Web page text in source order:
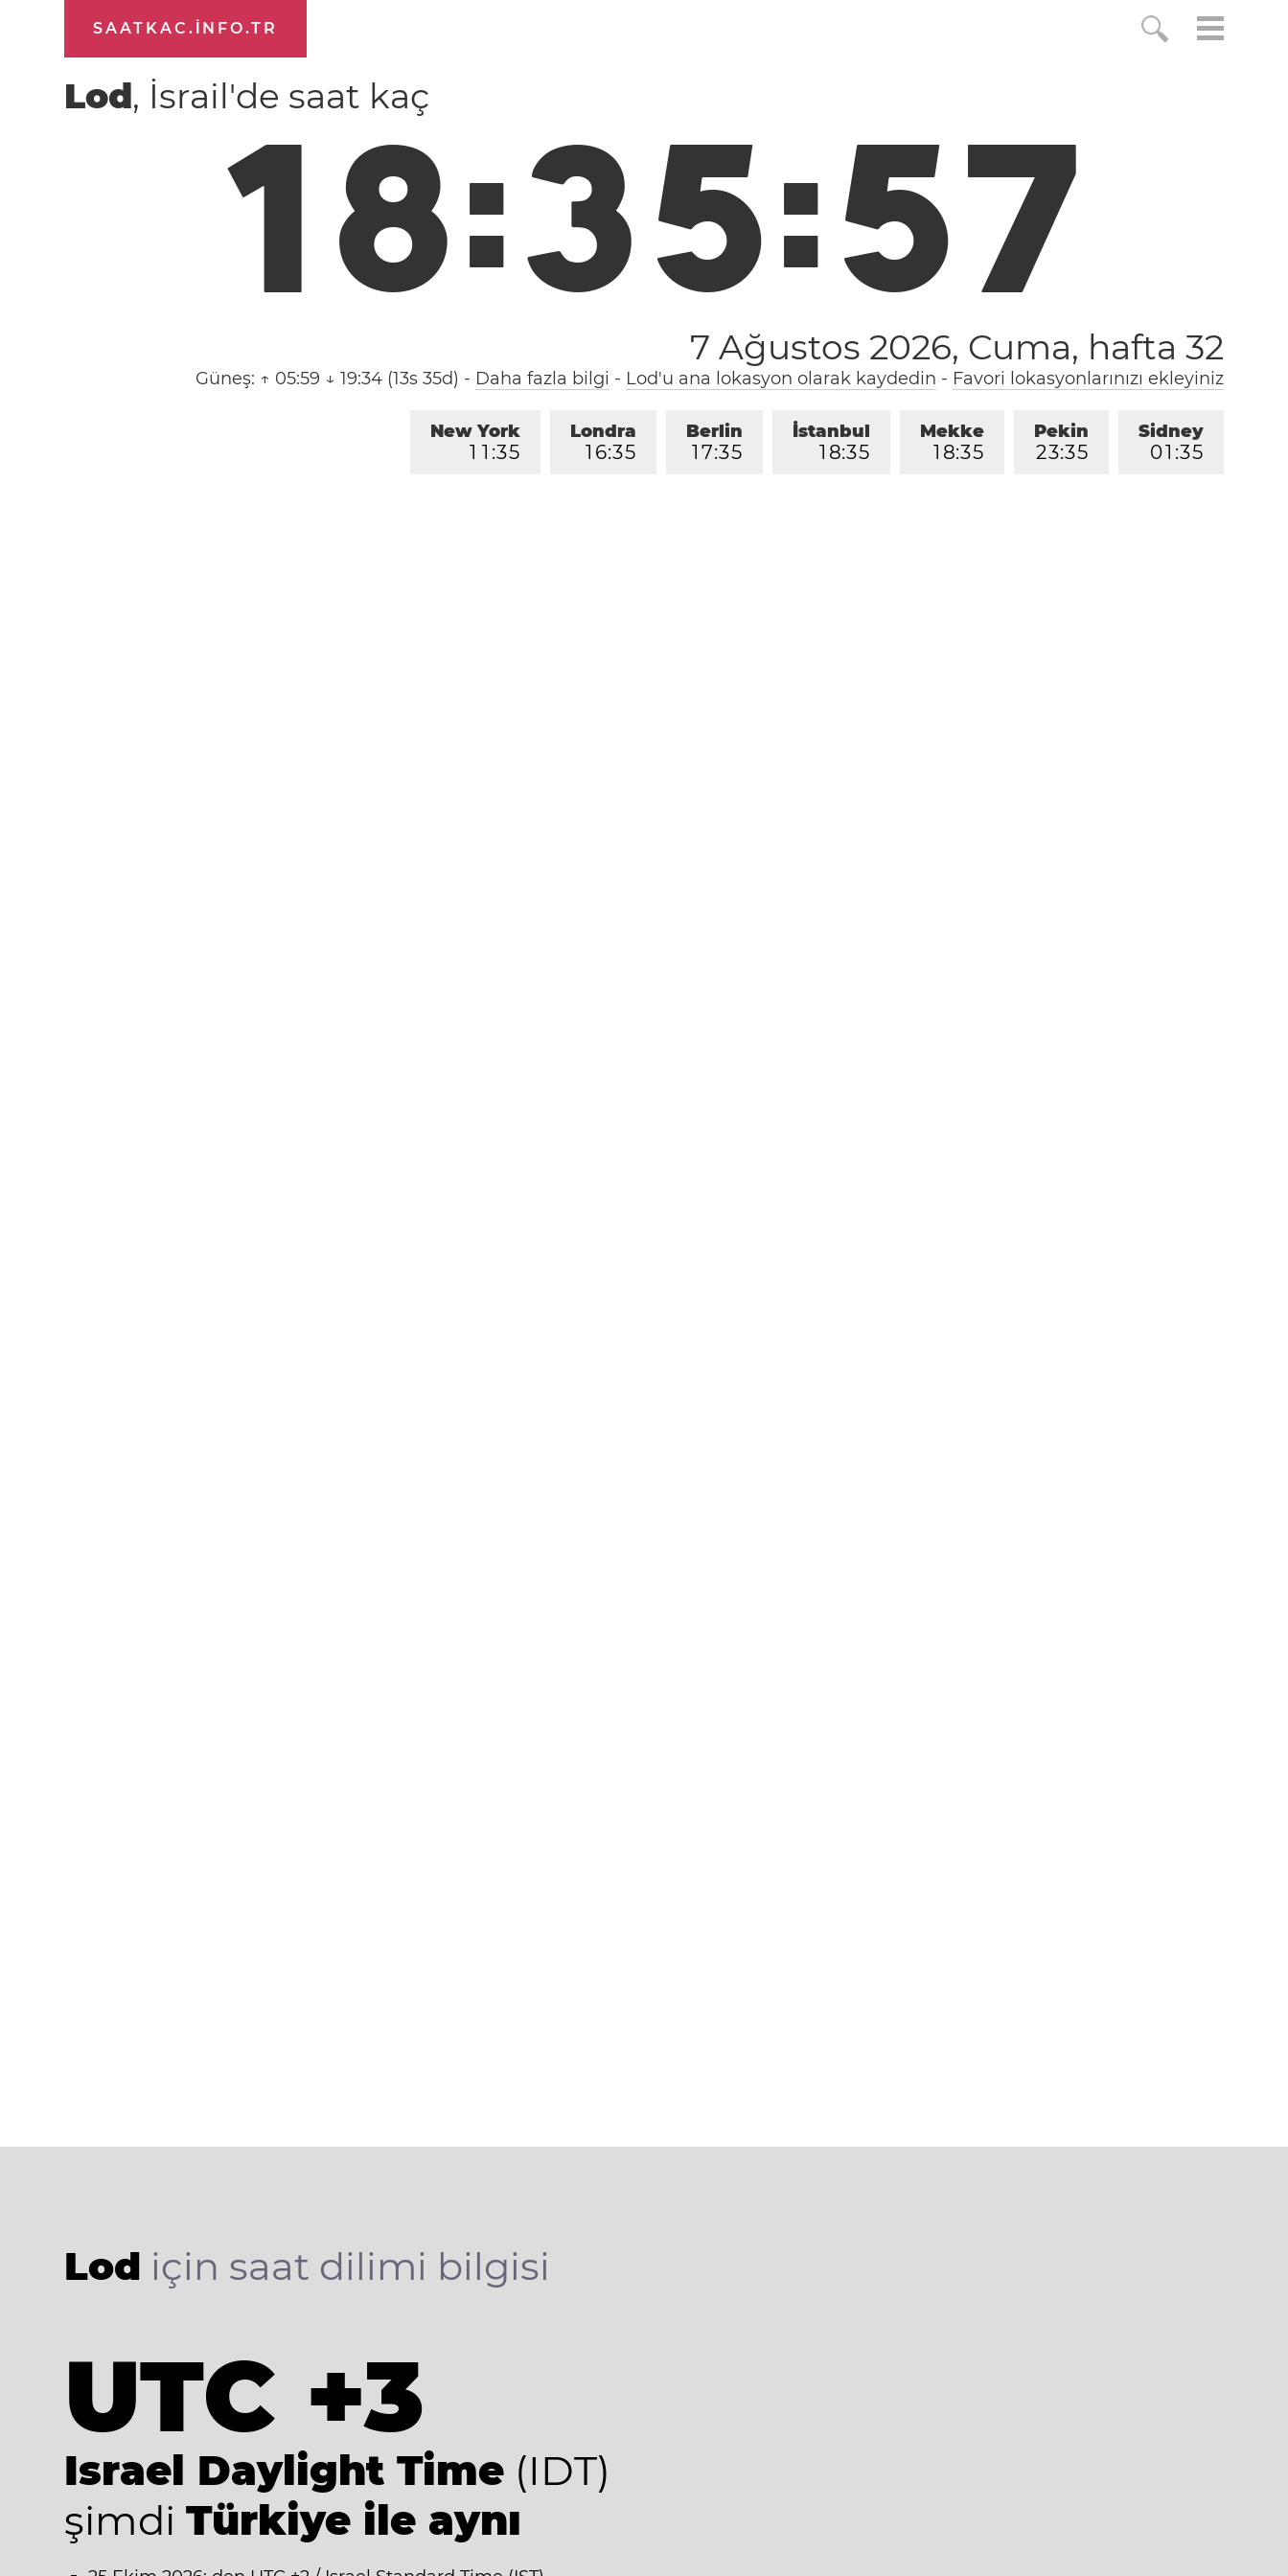
SAATKAC.INFO.TR
Lod, İsrail'de saat kaç
18:35:57
7 Ağustos 2026, Cuma, hafta 32
Güneş: ↑ 05:59 ↓ 19:34 (13s 35d) - Daha fazla bilgi - Lod'u ana lokasyon olarak kaydedin - Favori lokasyonlarınızı ekleyiniz
Sidney
01 :35
Pekin
23:35
Mekke
1 8:35
İstanbul
1 8:35
Berlin
1 7:35
Londra
1 6:35
New York
1 1 :35
Lod için saat dilimi bilgisi
UTC +3
Israel Daylight Time (IDT)
şimdi Türkiye ile aynı